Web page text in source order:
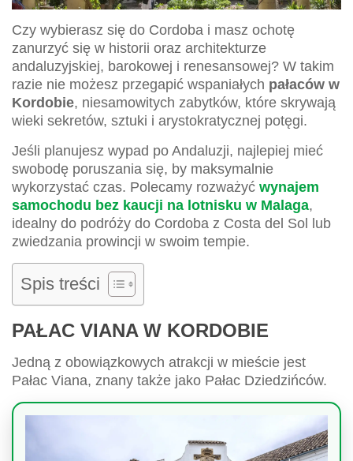
Czy wybierasz się do Cordoba i masz ochotę
zanurzyć się w historii oraz architekturze
andaluzyjskiej, barokowej i renesansowej? W takim
razie nie możesz przegapić wspaniałych pałaców w
Kordobie, niesamowitych zabytków, które skrywają
wieki sekretów, sztuki i arystokratycznej potęgi.
Jeśli planujesz wypad po Andaluzji, najlepiej mieć
swobodę poruszania się, by maksymalnie
wykorzystać czas. Polecamy rozważyć wynajem
samochodu bez kaucji na lotnisku w Malaga,
idealny do podróży do Cordoba z Costa del Sol lub
zwiedzania prowincji w swoim tempie.
Spis treści
PAŁAC VIANA W KORDOBIE
Jedną z obowiązkowych atrakcji w mieście jest
Pałac Viana, znany także jako Pałac Dziedzińców.